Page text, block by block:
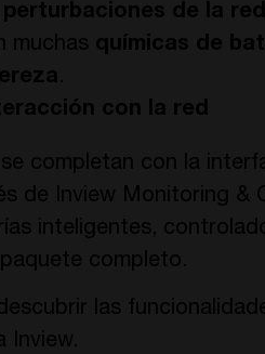
perturbaciones de la red
muchas químicas de
.
con la red
completan con la
de Inview Monitoring &
inteligentes,
completo.
las
Inview.